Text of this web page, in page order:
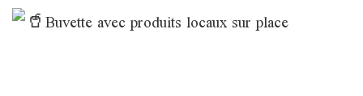
Buvette avec produits locaux sur place